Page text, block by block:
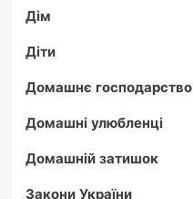
Дім
Діти
Домашнє господарство
Домашні улюбленці
Домашній затишок
Закони України